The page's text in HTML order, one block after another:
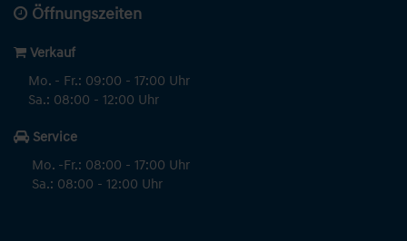
Öffnungszeiten
Verkauf
Mo. - Fr.: 09:00 - 17:00 Uhr
Sa.: 08:00 - 12:00 Uhr
Service
Mo. -Fr.: 08:00 - 17:00 Uhr
Sa.: 08:00 - 12:00 Uhr